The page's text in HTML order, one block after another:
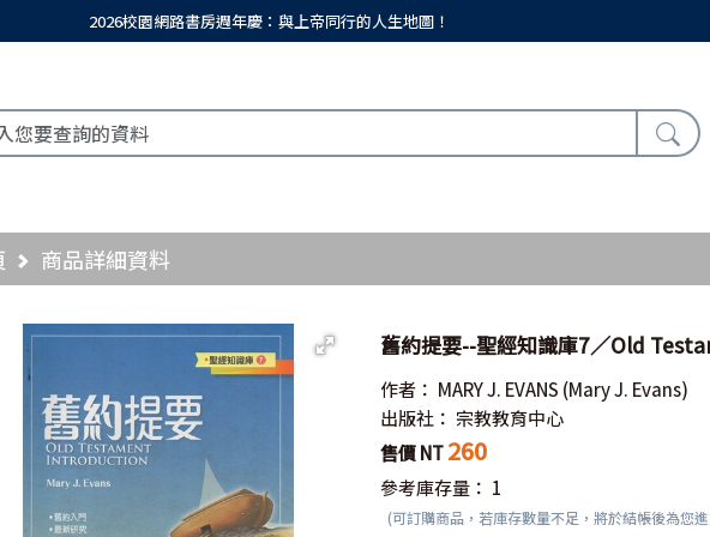
2026校園網路書房週年慶：與上帝同行的人生地圖！
商品詳細資料
舊約提要--聖經知識庫7／Old
作者： MARY J. EVANS (Mary J. Evans)
出版社： 宗教教育中心
售價 NT260
參考庫存量： 1
(可訂購商品，若庫存數量不足，將於結帳後為您